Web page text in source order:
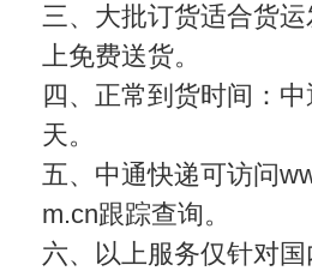
三、大批订货适合货
上免费送货。
四、正常到货时间：
天。
五、中通快递可访问
m.cn跟踪查询。
六、以上服务仅针对